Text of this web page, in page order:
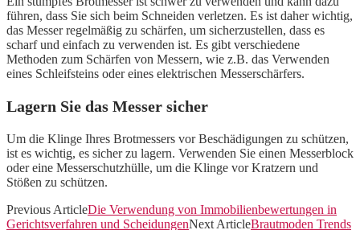
führen, dass Sie sich beim Schneiden verletzen. Es ist daher wichtig,
das Messer regelmäßig zu schärfen, um sicherzustellen, dass es
scharf und einfach zu verwenden ist. Es gibt verschiedene
Methoden zum Schärfen von Messern, wie z.B. das Verwenden
eines Schleifsteins oder eines elektrischen Messerschärfers.
Lagern Sie das Messer sicher
Um die Klinge Ihres Brotmessers vor Beschädigungen zu schützen,
ist es wichtig, es sicher zu lagern. Verwenden Sie einen Messerblock
oder eine Messerschutzhülle, um die Klinge vor Kratzern und
Stößen zu schützen.
Previous ArticleDie Verwendung von Immobilienbewertungen in
Gerichtsverfahren und ScheidungenNext ArticleBrautmoden Trends